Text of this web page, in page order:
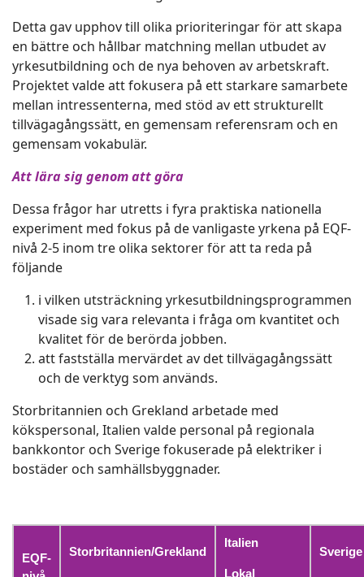
Detta gav upphov till olika prioriteringar för att skapa
en bättre och hållbar matchning mellan utbudet av
yrkesutbildning och de nya behoven av arbetskraft.
Projektet valde att fokusera på ett starkare samarbete
mellan intressenterna, med stöd av ett strukturellt
tillvägagångssätt, en gemensam referensram och en
gemensam vokabulär.
Att lära sig genom att göra
Dessa frågor har utretts i fyra praktiska nationella
experiment med fokus på de vanligaste yrkena på EQF-
nivå 2-5 inom tre olika sektorer för att ta reda på
följande
i vilken utsträckning yrkesutbildningsprogrammen
visade sig vara relevanta i fråga om kvantitet och
kvalitet för de berörda jobben.
att fastställa mervärdet av det tillvägagångssätt
och de verktyg som används.
Storbritannien och Grekland arbetade med
kökspersonal, Italien valde personal på regionala
bankkontor och Sverige fokuserade på elektriker i
bostäder och samhällsbyggnader.
EQF-
Storbritannien/Grekland
Italien
Lokal
Sverige